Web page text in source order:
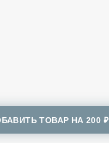
ТОВАР НА200 ₽